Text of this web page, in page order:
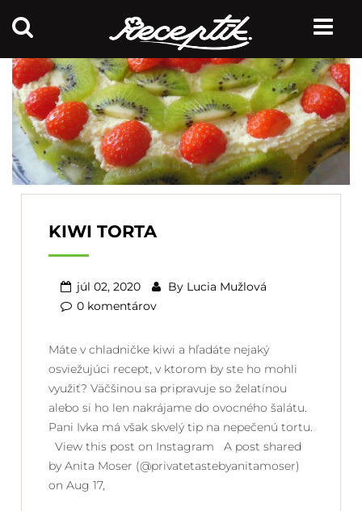
KIWI TORTA
júl 02, 2020 By Lucia Mužlová
0 komentárov
Máte v chladničke kiwi a hľadáte nejaký
osviežujúci recept, v ktorom by ste ho mohli
využiť? Väčšinou sa pripravuje so želatínou
alebo si ho len nakrájame do ovocného šalátu.
Pani Ivka má však skvelý tip na nepečenú tortu.
View this post on Instagram A post shared
by Anita Moser (@privatetastebyanitamoser)
on Aug 17,